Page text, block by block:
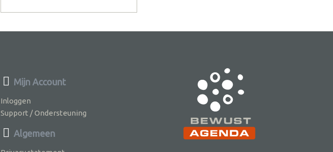
Mijn Account
Inloggen
Support / Ondersteuning
Algemeen